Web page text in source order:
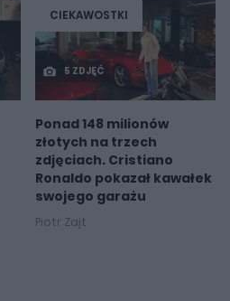
CIEKAWOSTKI
5 ZDJĘĆ
Ponad 148 milionów
złotych na trzech
zdjęciach. Cristiano
Ronaldo pokazał kawałek
swojego garażu
Piotr Zajt